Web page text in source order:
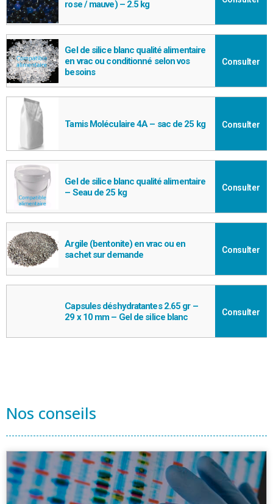
rose / mauve) – 2.5 kg
Gel de silice blanc qualité alimentaire
en vrac ou conditionné selon vos
besoins
Consulter
Tamis Moléculaire 4A – sac de 25 kg Consulter
Gel de silice blanc qualité alimentaire
– Seau de 25 kg
Consulter
Argile (bentonite) en vrac ou en
sachet sur demande
Consulter
Capsules déshydratantes 2.65 gr –
29 x 10 mm – Gel de silice blanc
Consulter
Nos conseils